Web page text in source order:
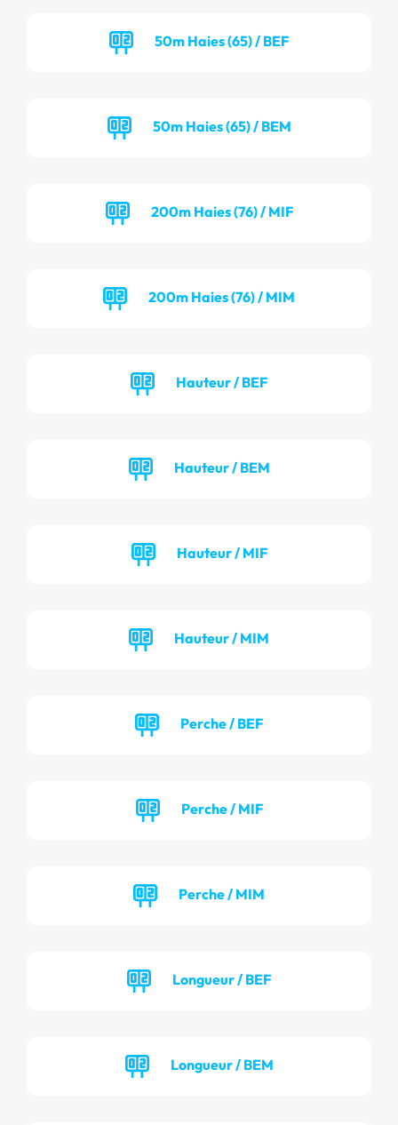
50m Haies (65) / BEF
50m Haies (65) / BEM
200m Haies (76) / MIF
200m Haies (76) / MIM
Hauteur / BEF
Hauteur / BEM
Hauteur / MIF
Hauteur / MIM
Perche / BEF
Perche / MIF
Perche / MIM
Longueur / BEF
Longueur / BEM